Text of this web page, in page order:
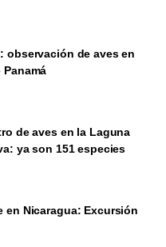
observación de aves en
Panamá
de aves en la Laguna
ya son 151 especies
en Nicaragua: Excursión